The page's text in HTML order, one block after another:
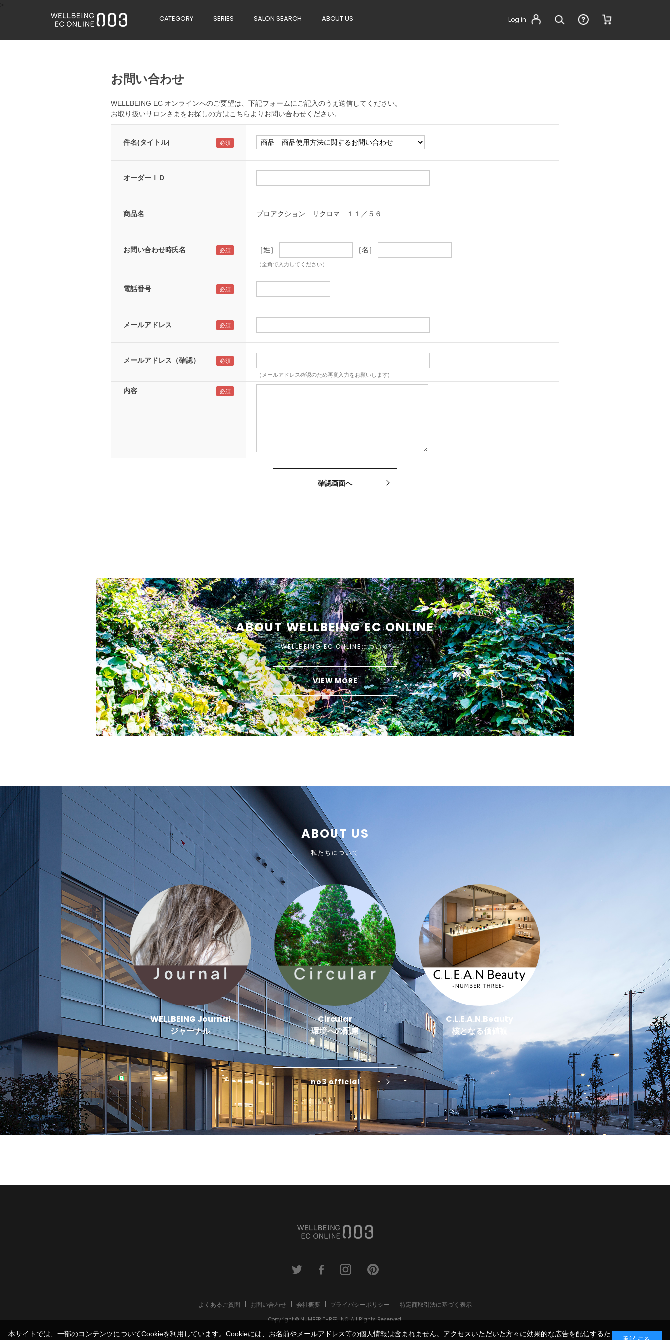
CATEGORY SERIES SALON SEARCH ABOUT US Log in
お問い合わせ
WELLBEING EC オンラインへのご要望は、下記フォームにご記入のうえ送信してください。
お取り扱いサロンさまをお探しの方はこちらよりお問い合わせください。
件名(タイトル)
オーダーＩＤ
商品名 プロアクション リクロマ １１／５６
お問い合わせ時氏名 ［姓］ ［名］
（全角で入力してください）
電話番号
メールアドレス
メールアドレス（確認）
（メールアドレス確認のため再度入力をお願いします)
内容
ABOUT WELLBEING EC ONLINE
WELLBEING EC ONLINEについて
VIEW MORE
ABOUT US
私たちについて
WELLBEING Journal
ジャーナル
Circular
環境への配慮
C.L.E.A.N.Beauty
核となる価値観
no3 official
よくあるご質問 お問い合わせ 会社概要 プライバシーポリシー 特定商取引法に基づく表示
Copyright © NUMBER THREE, INC. All Rights Reserved.
本サイトでは、一部のコンテンツについてCookieを利用しています。Cookieには、お名前やメールアドレス等の個人情報は含まれません。アクセスいただいた方々に効果的な広告を配信するた